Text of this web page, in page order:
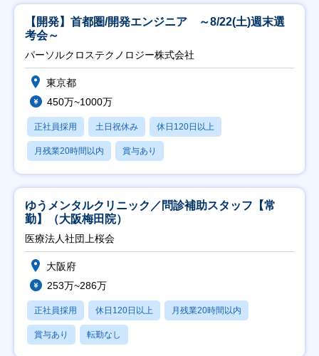
【開発】首都圏/開発エンジニア ～8/22(土)週末選
考会～
パーソルクロステクノロジー株式会社
東京都
450万~1000万
正社員採用 土日祝休み 休日120日以上
月残業20時間以内 賞与あり
ゆうメンタルクリニック／問診補助スタッフ【常
勤】（大阪梅田院）
医療法人社団上桜会
大阪府
253万~286万
正社員採用 休日120日以上 月残業20時間以内
賞与あり 転勤なし